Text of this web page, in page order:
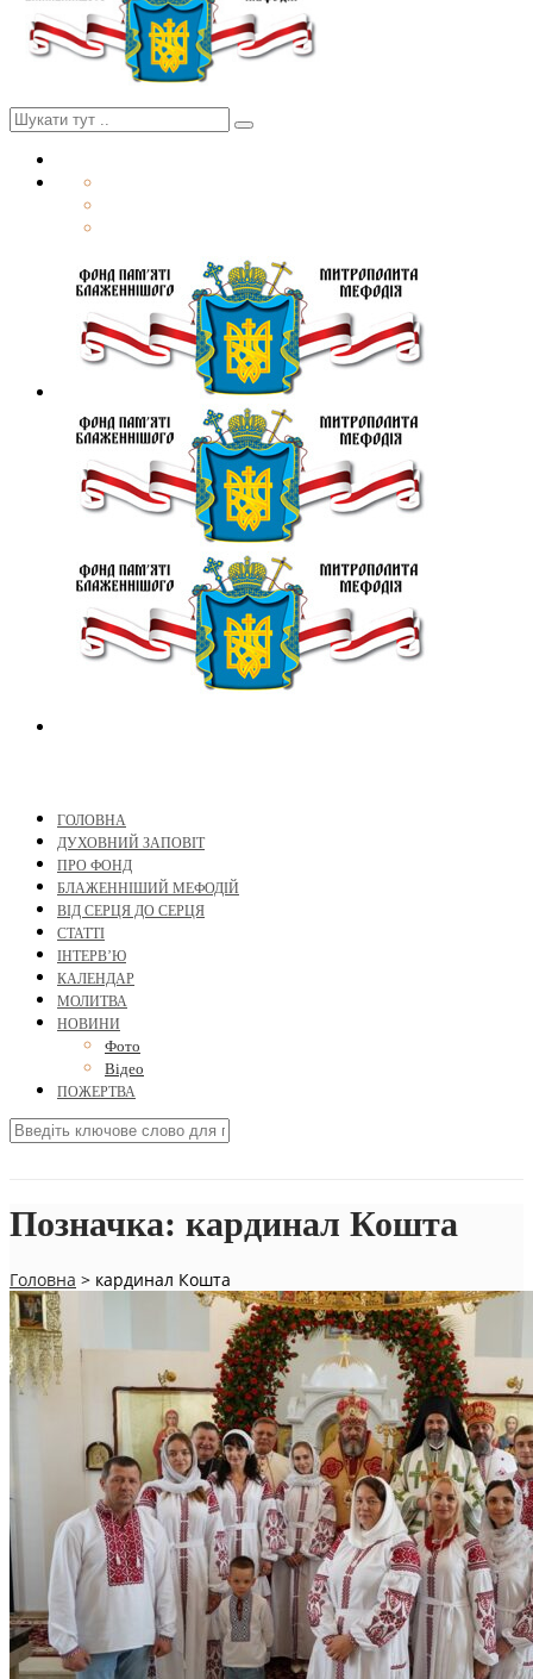
ГОЛОВНА
ДУХОВНИЙ ЗАПОВІТ
ПРО ФОНД
БЛАЖЕННІШИЙ МЕФОДІЙ
ВІД СЕРЦЯ ДО СЕРЦЯ
СТАТТІ
ІНТЕРВ’Ю
КАЛЕНДАР
МОЛИТВА
НОВИНИ
Фото
Відео
ПОЖЕРТВА
Позначка: кардинал Кошта
Головна > кардинал Кошта